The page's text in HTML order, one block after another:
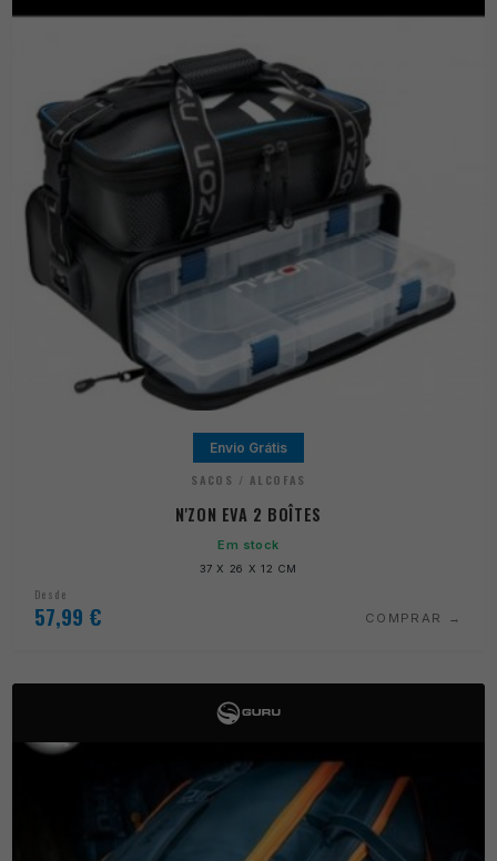
Envio Grátis
SACOS / ALCOFAS
N'ZON EVA 2 BOÎTES
Em stock
37 X 26 X 12 CM
Desde
57,99 € COMPRAR